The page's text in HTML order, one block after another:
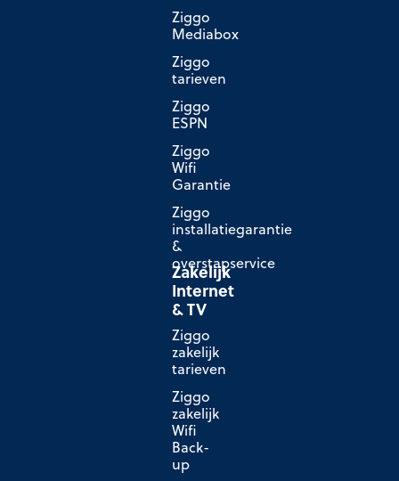
Ziggo
Mediabox
Ziggo
tarieven
Ziggo
ESPN
Ziggo
Wifi
Garantie
Ziggo
installatiegarantie
&
overstapservice
Zakelijk
Internet
& TV
Ziggo
zakelijk
tarieven
Ziggo
zakelijk
Wifi
Back-
up